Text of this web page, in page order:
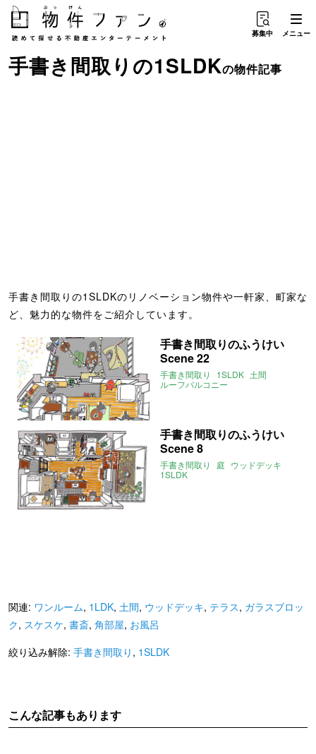
募集中 メニュー
手書き間取り の1SLDKの物件記事
手書き間取りの1SLDKのリノベーション物件や一軒家、町家な
ど、魅力的な物件をご紹介しています。
手書き間取りのふうけい
Scene 22
手書き間取り 1SLDK 土間
ルーフバルコニー
手書き間取りのふうけい
Scene 8
手書き間取り 庭 ウッドデッキ
1SLDK
関連: ワンルーム, 1LDK, 土間, ウッドデッキ, テラス, ガラスブロッ
ク, スケスケ, 書斎, 角部屋, お風呂
絞り込み解除: 手書き間取り , 1SLDK
こんな記事もあります